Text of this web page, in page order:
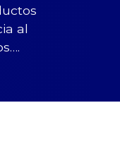
al